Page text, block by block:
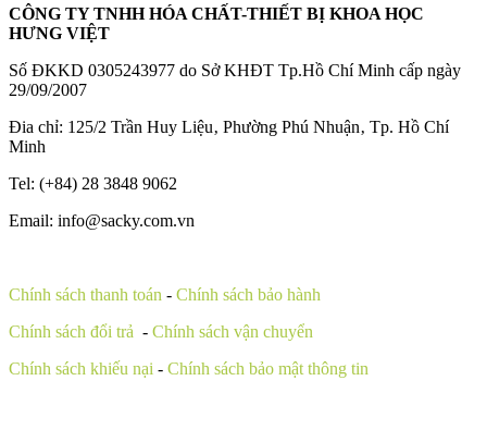
CÔNG TY TNHH HÓA CHẤT-THIẾT BỊ KHOA HỌC
HƯNG VIỆT
Số ĐKKD 0305243977 do Sở KHĐT Tp.Hồ Chí Minh cấp ngày
29/09/2007
Đia chỉ: 125/2 Trần Huy Liệu‚ Phường Phú Nhuận‚ Tp. Hồ Chí
Minh
Tel: (+84) 28 3848 9062
Email: info@sacky.com.vn
Chính sách thanh toán - Chính sách bảo hành
Chính sách đổi trả - Chính sách vận chuyển
Chính sách khiếu nại - Chính sách bảo mật thông tin